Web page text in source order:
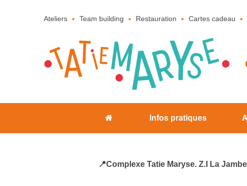
Ateliers Team building Restauration Cartes cadeau
Infos pratiques
📍Complexe Tatie Maryse. Z.I La